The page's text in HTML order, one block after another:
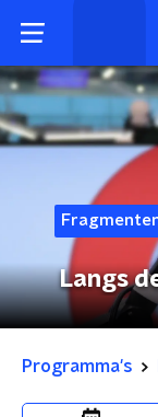
Langs
Programma's